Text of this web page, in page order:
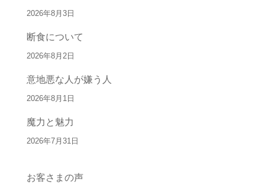
2026年8月3日
断食について
2026年8月2日
意地悪な人が嫌う人
2026年8月1日
魔力と魅力
2026年7月31日
お客さまの声